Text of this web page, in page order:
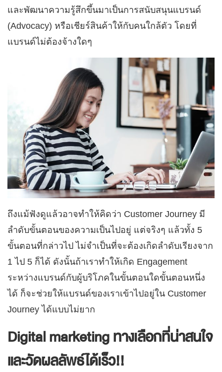
และพัฒนาความรู้สึกขึ้นมาเป็นการสนับสนุนแบรนด์
(Advocacy) หรือเชียร์สินค้าให้กับคนใกล้ตัว โดยที่
แบรนด์ไม่ต้องจ้างใดๆ
ถึงแม้ฟังดูแล้วอาจทำให้คิดว่า Customer Journey มี
ลำดับขั้นตอนของความเป็นไปอยู่ แต่จริงๆ แล้วทั้ง 5
ขั้นตอนที่กล่าวไป ไม่จำเป็นที่จะต้องเกิดลำดับเรียงจาก
1 ไป 5 ก็ได้ ดังนั้นถ้าเราทำให้เกิด Engagement
ระหว่างแบรนด์กับผู้บริโภคในขั้นตอนใดขั้นตอนหนึ่ง
ได้ ก็จะช่วยให้แบรนด์ของเราเข้าไปอยู่ใน Customer
Journey ได้แบบไม่ยาก
Digital marketing ทางเลือกที่น่าสนใจ
และวัดผลลัพธ์ได้เร็ว!!